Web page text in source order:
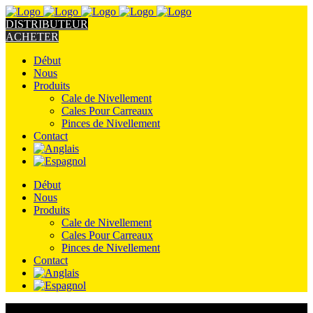
DISTRIBUTEUR
ACHETER
Début
Nous
Produits
Cale de Nivellement
Cales Pour Carreaux
Pinces de Nivellement
Contact
Début
Nous
Produits
Cale de Nivellement
Cales Pour Carreaux
Pinces de Nivellement
Contact